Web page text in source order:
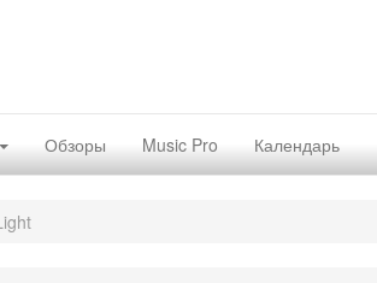
Обзоры Music Pro Календарь